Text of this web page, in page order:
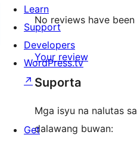
No reviews have
Your review
Suporta
Mga isyu na nalutas
dalawang buwan:
Learn
Support
Developers
WordPress.tv
↗
Get